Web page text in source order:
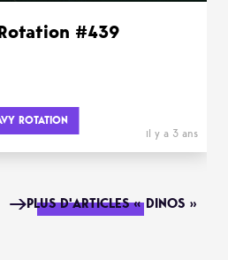
#439
ROTATION
il y a 3 ans
PLUS D'ARTICLES « DINOS »